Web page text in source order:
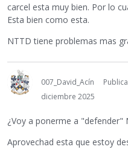
carcel esta muy bien. Por lo
Esta bien como esta.
NTTD tiene problemas mas
007_David_Acín
diciembre 2025
¿Voy a ponerme a "defender"
Aprovechad esta que estoy